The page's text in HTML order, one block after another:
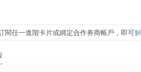
閱任一進階卡片或綁定合作券商帳戶，即可
-